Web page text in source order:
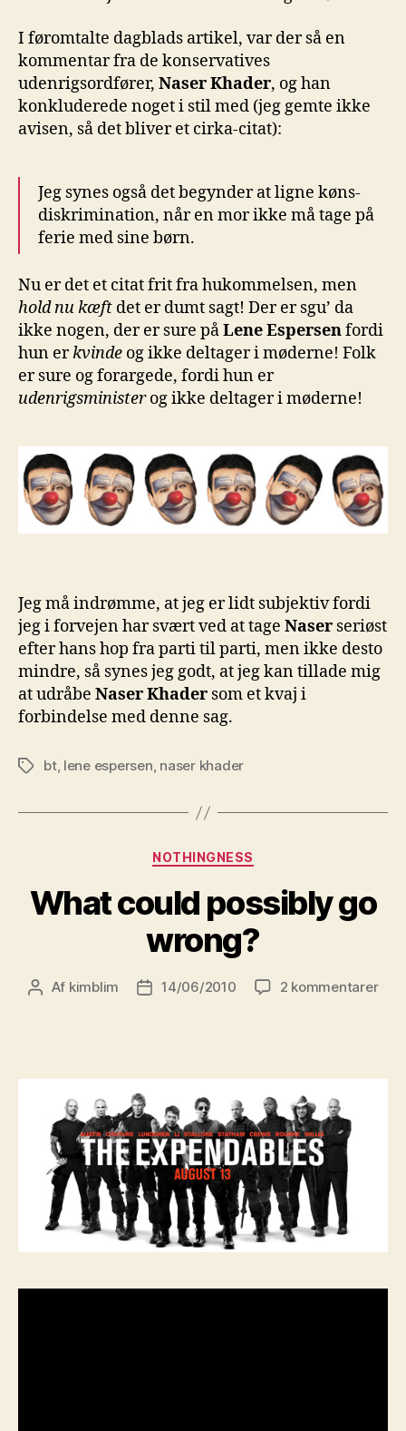
I føromtalte dagblads artikel, var der så en
kommentar fra de konservatives
udenrigsordfører, Naser Khader, og han
konkluderede noget i stil med (jeg gemte ikke
avisen, så det bliver et cirka-citat):
Jeg synes også det begynder at ligne køns-
diskrimination, når en mor ikke må tage på
ferie med sine børn.
Nu er det et citat frit fra hukommelsen, men
hold nu kæft det er dumt sagt! Der er sgu’ da
ikke nogen, der er sure påLene Espersenfordi
hun erkvinde og ikke deltager i møderne! Folk
er sure og forargede, fordi hun er
udenrigsministerog ikke deltager i møderne!
Jeg må indrømme, at jeg er lidt subjektiv fordi
jeg i forvejen har svært ved at tage Naser seriøst
efter hans hop fra parti til parti, men ikke desto
mindre, så synes jeg godt, at jeg kan tillade mig
at udråbe Naser Khader som et kvaj i
forbindelse med denne sag.
Tagsbt, lene espersen, naser khader
Kategorier
NOTHINGNESS
What could possibly go
wrong?
Indlægsforfatter
Af kimblim Indlægsdato
14/06/2010 2 kommentarertil